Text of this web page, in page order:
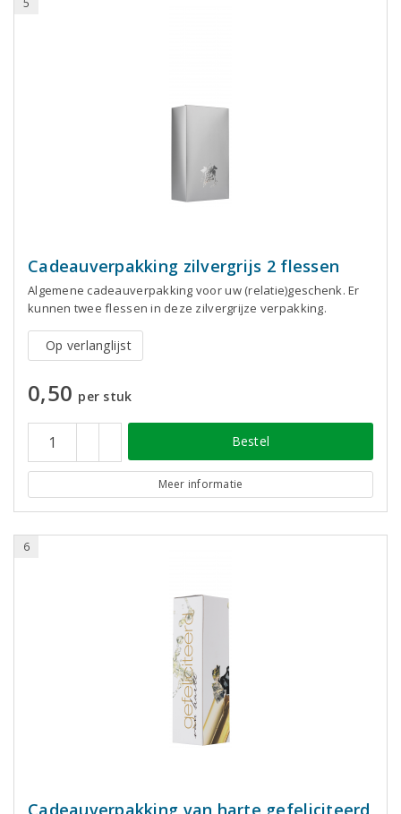
5
Cadeauverpakking zilvergrijs 2 flessen
Algemene cadeauverpakking voor uw (relatie)geschenk. Er
kunnen twee flessen in deze zilvergrijze verpakking.
Op verlanglijst
0,50 per stuk
Bestel
Meer informatie
6
Cadeauverpakking van harte gefeliciteerd